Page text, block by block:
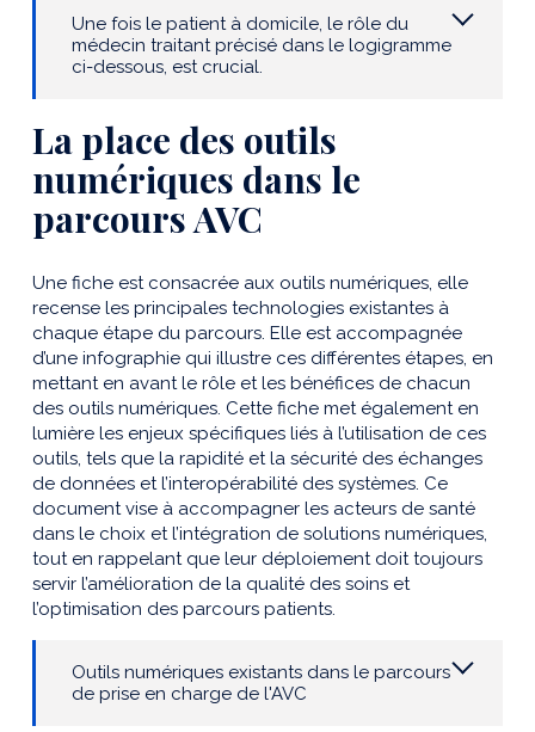
Une fois le patient à domicile, le rôle du
médecin traitant précisé dans le logigramme
ci-dessous, est crucial.
La place des outils
numériques dans le
parcours AVC
Une fiche est consacrée aux outils numériques, elle
recense les principales technologies existantes à
chaque étape du parcours. Elle est accompagnée
d’une infographie qui illustre ces différentes étapes, en
mettant en avant le rôle et les bénéfices de chacun
des outils numériques. Cette fiche met également en
lumière les enjeux spécifiques liés à l’utilisation de ces
outils, tels que la rapidité et la sécurité des échanges
de données et l’interopérabilité des systèmes. Ce
document vise à accompagner les acteurs de santé
dans le choix et l’intégration de solutions numériques,
tout en rappelant que leur déploiement doit toujours
servir l’amélioration de la qualité des soins et
l’optimisation des parcours patients.
Outils numériques existants dans le parcours
de prise en charge de l'AVC